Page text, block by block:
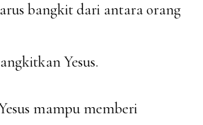
bangkit dari antara orang
Yesus.
mampu memberi